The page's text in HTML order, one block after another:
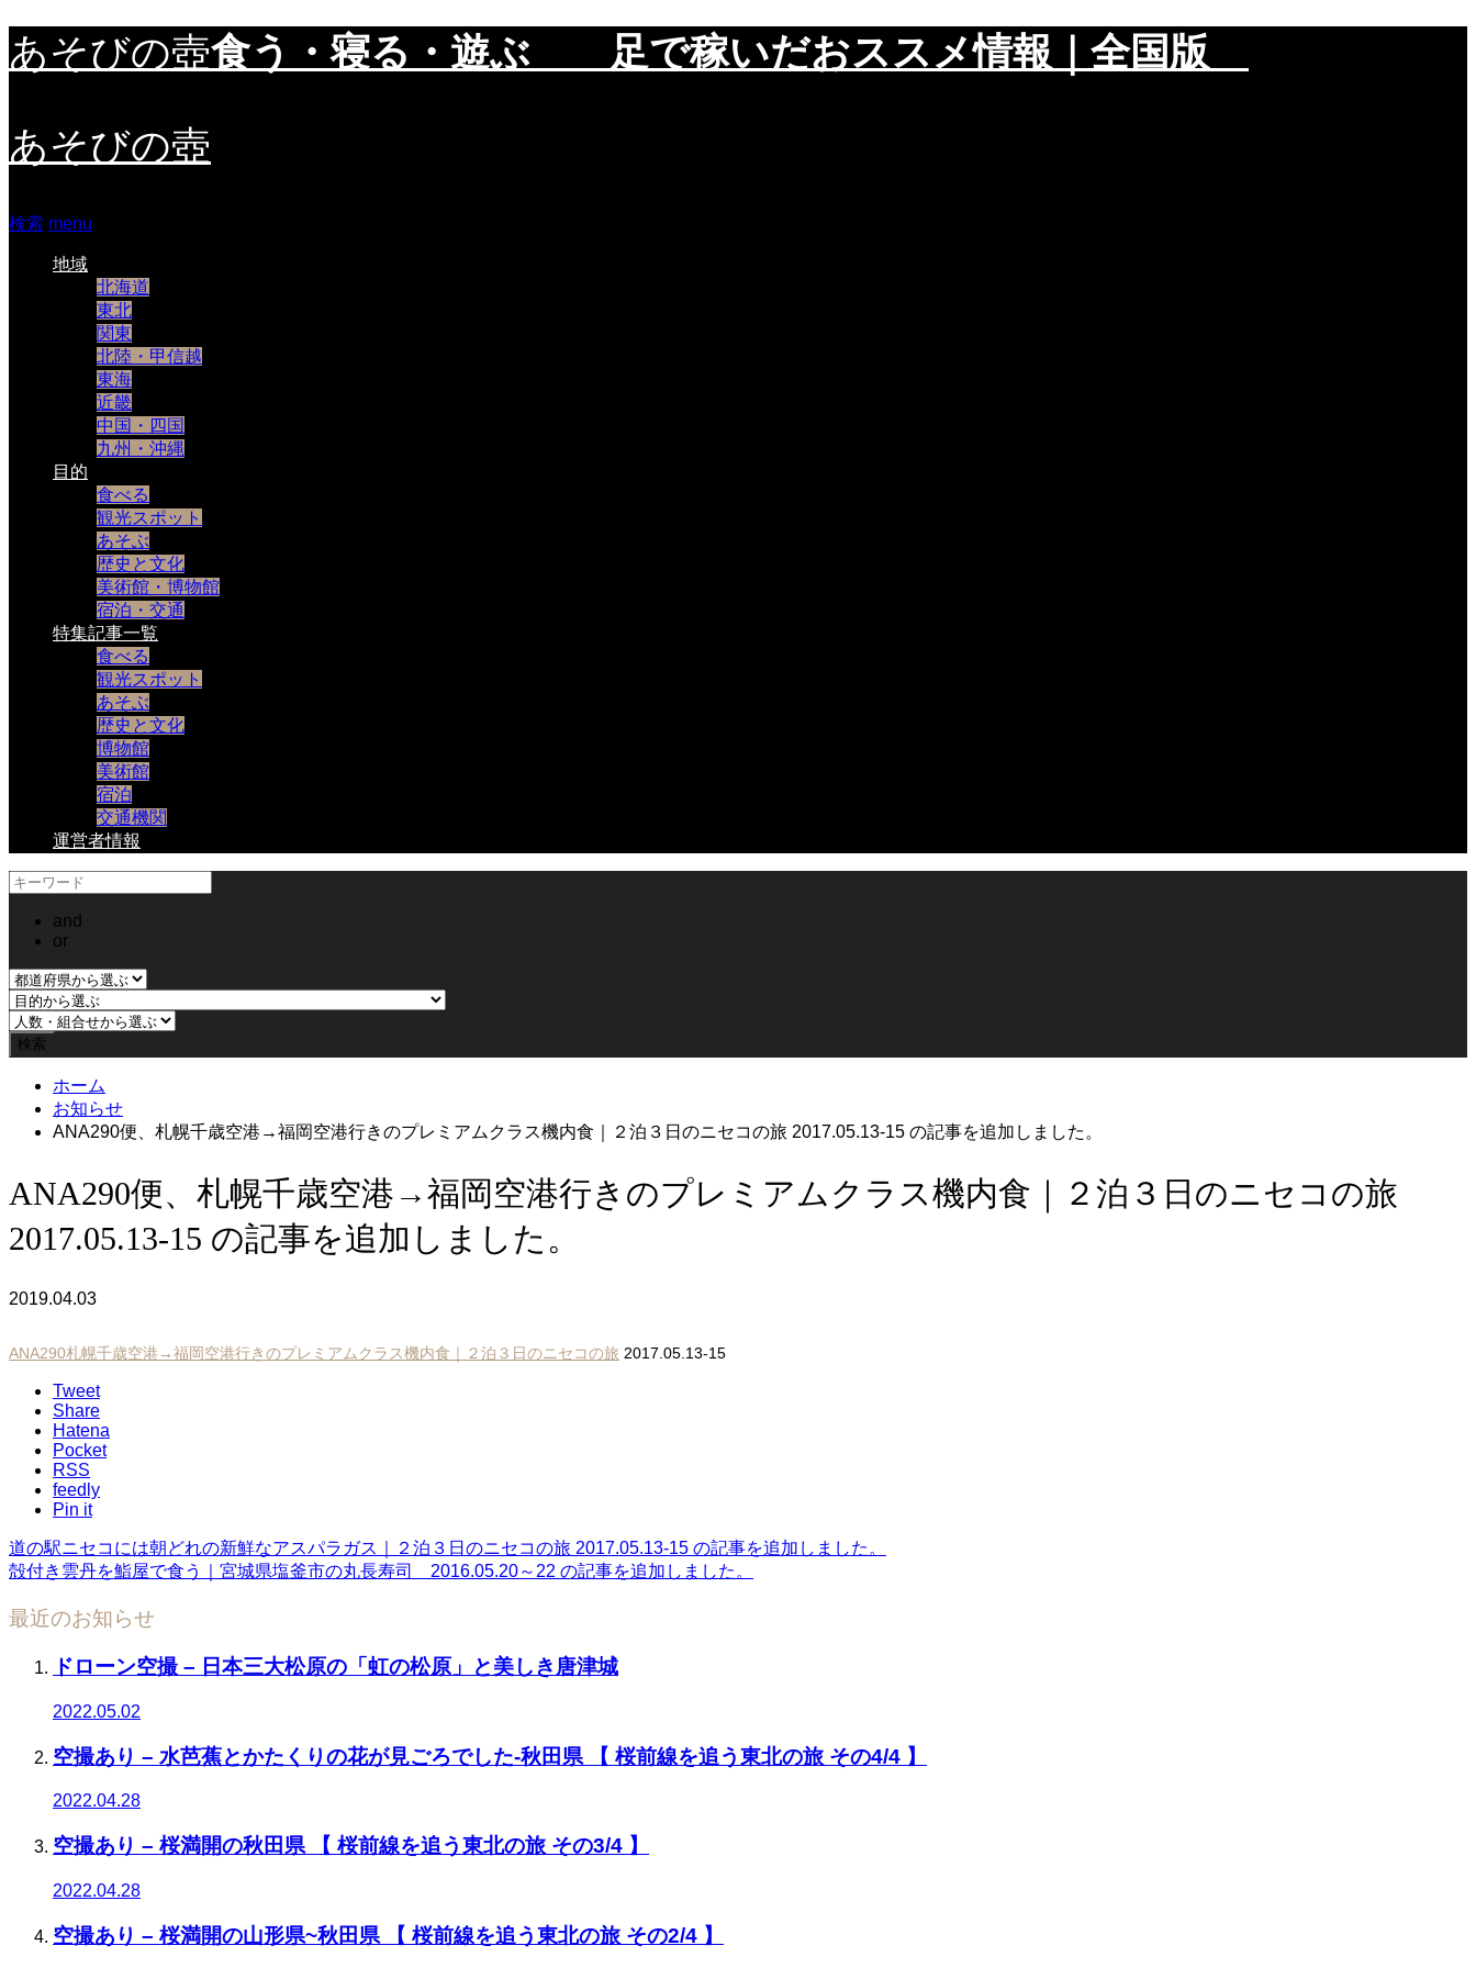
あそびの壺食う・寝る・遊ぶ 足で稼いだおススメ情報｜全国版
あそびの壺
検索 menu
地域
北海道
東北
関東
北陸・甲信越
東海
近畿
中国・四国
九州・沖縄
目的
食べる
観光スポット
あそぶ
歴史と文化
美術館・博物館
宿泊・交通
特集記事一覧
食べる
観光スポット
あそぶ
歴史と文化
博物館
美術館
宿泊
交通機関
運営者情報
and
or
ホーム
お知らせ
ANA290便、札幌千歳空港→福岡空港行きのプレミアムクラス機内食｜２泊３日のニセコの旅 2017.05.13-15 の記事を追加しました。
ANA290便、札幌千歳空港→福岡空港行きのプレミアムクラス機内食｜２泊３日のニセコの旅
2017.05.13-15 の記事を追加しました。
2019.04.03
ANA290札幌千歳空港→福岡空港行きのプレミアムクラス機内食｜２泊３日のニセコの旅 2017.05.13-15
Tweet
Share
Hatena
Pocket
RSS
feedly
Pin it
道の駅ニセコには朝どれの新鮮なアスパラガス｜２泊３日のニセコの旅 2017.05.13-15 の記事を追加しました。
殻付き雲丹を鮨屋で食う｜宮城県塩釜市の丸長寿司 2016.05.20～22 の記事を追加しました。
最近のお知らせ
ドローン空撮 – 日本三大松原の「虹の松原」と美しき唐津城
2022.05.02
空撮あり – 水芭蕉とかたくりの花が見ごろでした-秋田県 【 桜前線を追う東北の旅 その4/4 】
2022.04.28
空撮あり – 桜満開の秋田県 【 桜前線を追う東北の旅 その3/4 】
2022.04.28
空撮あり – 桜満開の山形県~秋田県 【 桜前線を追う東北の旅 その2/4 】